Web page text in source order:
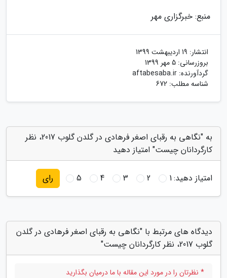
منبع: خبرگزاری مهر
انتشار: 19 اردیبهشت 1399
بروزرسانی: 5 مهر 1399
گردآورنده: aftabesaba.ir
شناسه مطلب: 672
به "نگاهی به رقبای اصغر فرهادی در گلدن گلوب 2017، نظر
کارگردانان چیست" امتیاز دهید
امتیاز دهید:1
2
3
4
5 رای
دیدگاه های مرتبط با "نگاهی به رقبای اصغر فرهادی در گلدن
گلوب 2017، نظر کارگردانان چیست"
* نظرتان را در مورد این مقاله با ما درمیان بگذارید